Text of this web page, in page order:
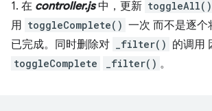
1. 在 controller.js中，更新 toggleAll()
用 toggleComplete() 一次 而不是逐个
已完成。同时删除对
_filter() 的调用
toggleComplete _filter() 。